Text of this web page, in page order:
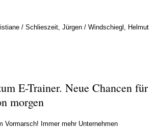
/ Schlieszeit, Jürgen / Windschiegl, Helmut
E-Trainer. Neue Chancen für
morgen
Vormarsch! Immer mehr Unternehmen